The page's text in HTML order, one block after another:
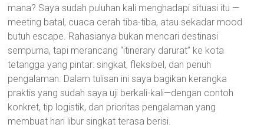
mana? Saya sudah puluhan kali menghadapi situasi itu —
meeting batal, cuaca cerah tiba-tiba, atau sekadar mood
butuh escape. Rahasianya bukan mencari destinasi
sempurna, tapi merancang “itinerary darurat” ke kota
tetangga yang pintar: singkat, fleksibel, dan penuh
pengalaman. Dalam tulisan ini saya bagikan kerangka
praktis yang sudah saya uji berkali-kali—dengan contoh
konkret, tip logistik, dan prioritas pengalaman yang
membuat hari libur singkat terasa berisi.